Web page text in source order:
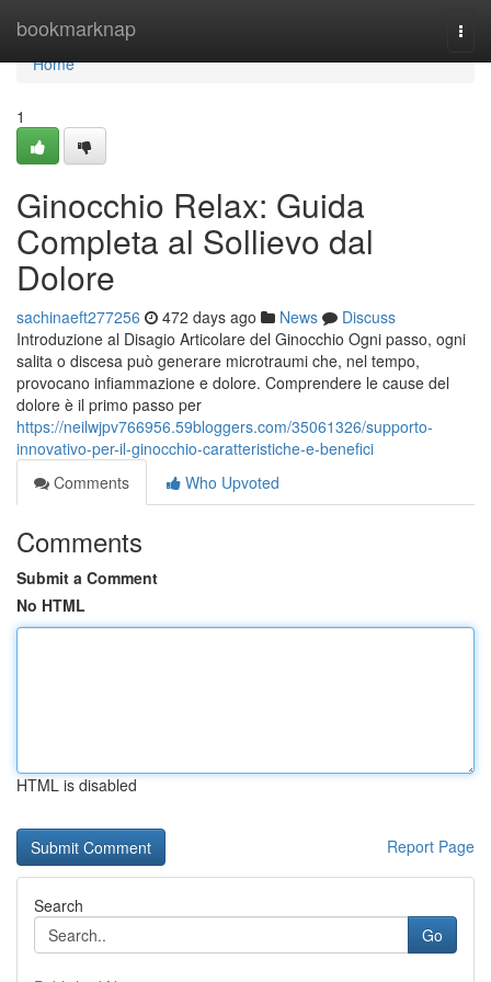
bookmarknap
Home
Home
1
Ginocchio Relax: Guida
Completa al Sollievo dal
Dolore
sachinaeft277256 472 days ago News
Discuss
Introduzione al Disagio Articolare del Ginocchio Ogni passo, ogni
salita o discesa può generare microtraumi che, nel tempo,
provocano infiammazione e dolore. Comprendere le cause del
dolore è il primo passo per
https://neilwjpv766956.59bloggers.com/35061326/supporto-
innovativo-per-il-ginocchio-caratteristiche-e-benefici
Comments
Who Upvoted
Comments
Submit a Comment
No HTML
HTML is disabled
Report Page
Search
Go